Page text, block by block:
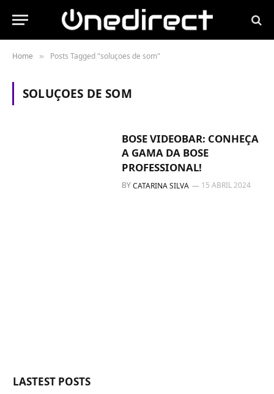
Home » Posts Tagged "soluçoes de som"
SOLUÇOES DE SOM
BOSE VIDEOBAR: CONHEÇA
A GAMA DA BOSE
PROFESSIONAL!
BYCATARINA SILVA 15 ABRIL 2024
LASTEST POSTS